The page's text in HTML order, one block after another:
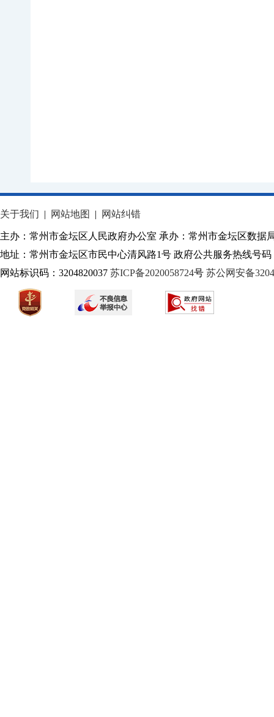
关于我们 | 网站地图 | 网站纠错
主办：常州市金坛区人民政府办公室 承办：常州市金坛区数据
地址：常州市金坛区市民中心清风路1号 政府公共服务热线号码
网站标识码：3204820037 苏ICP备2020058724号 苏公网安备